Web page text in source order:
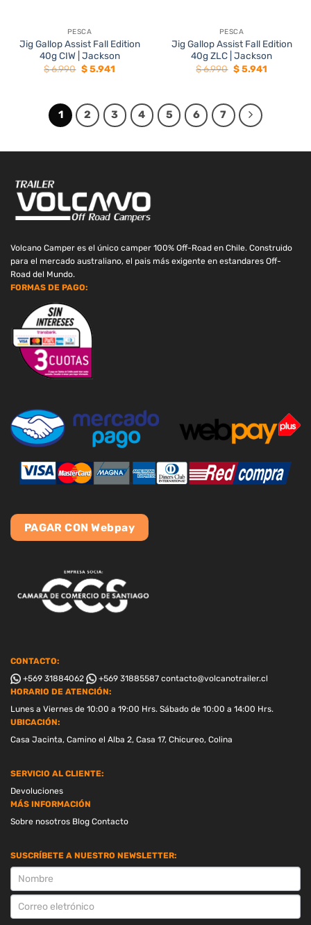
PESCA
Jig Gallop Assist Fall Edition
40g CIW | Jackson
$6.990 El
precio
$ 6.990.
$5.941El
$ 5.941.
PESCA
Jig Gallop Assist Fall Edition
40g ZLC | Jackson
$6.990 El
precio
$ 6.990.
$5.941El
1 2 3 4 5 6 7
Volcano Camper es el único camper 100% Off-Road en Chile. Construido
para el mercado australiano, el pais más exigente en estandares Off-
Road del Mundo.
FORMAS DE PAGO:
PAGAR CON Webpay
CONTACTO:
+569 31884062
+569 31885587 contacto@volcanotrailer.cl
HORARIO DE ATENCIÓN:
Lunes a Viernes de 10:00 a 19:00 Hrs. Sábado de 10:00 a 14:00 Hrs.
UBICACIÓN:
Casa Jacinta, Camino el Alba 2, Casa 17, Chicureo, Colina
SERVICIO AL CLIENTE:
Devoluciones
MÁS INFORMACIÓN
Sobre nosotros Blog Contacto
SUSCRÍBETE A NUESTRO NEWSLETTER:
SUSCRIPCION